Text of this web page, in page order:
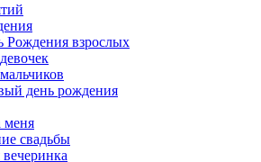
Рождения взрослых
день рождения
меня
свадьбы